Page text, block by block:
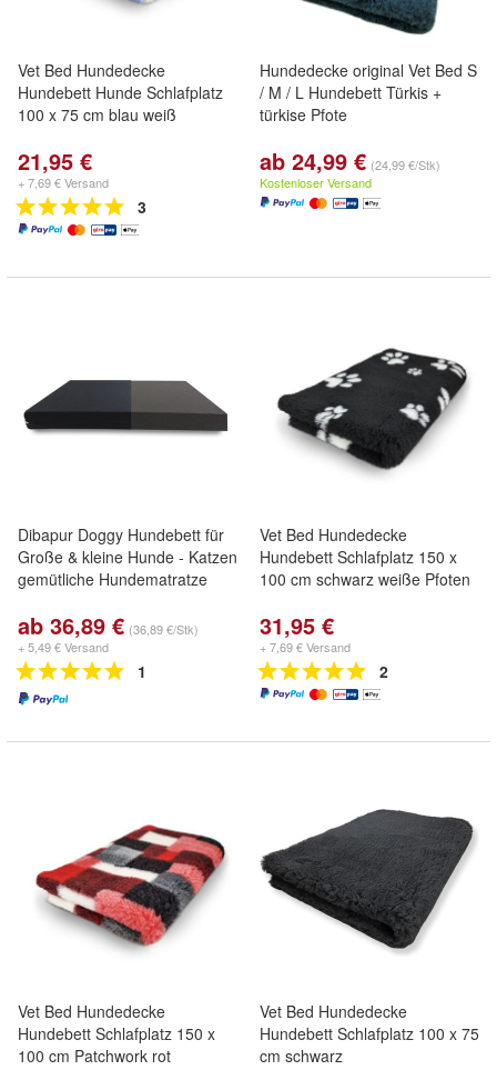
Vet Bed Hundedecke
Hundebett Hunde Schlafplatz
100 x 75 cm blau weiß
21,95 €
+ 7,69 € Versand
3
Hundedecke original Vet Bed S
/ M / L Hundebett Türkis +
türkise Pfote
ab 24,99 € (24,99 €/Stk)
Kostenloser Versand
Dibapur Doggy Hundebett für
Große & kleine Hunde - Katzen
gemütliche Hundematratze
ab 36,89 € (36,89 €/Stk)
+ 5,49 € Versand
1
Vet Bed Hundedecke
Hundebett Schlafplatz 150 x
100 cm schwarz weiße Pfoten
31,95 €
+ 7,69 € Versand
2
Vet Bed Hundedecke
Hundebett Schlafplatz 150 x
100 cm Patchwork rot
Vet Bed Hundedecke
Hundebett Schlafplatz 100 x 75
cm schwarz